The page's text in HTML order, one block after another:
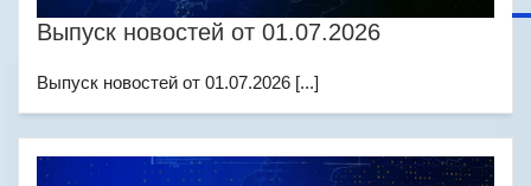
Выпуск новостей от 01.07.2026
Выпуск новостей от 01.07.2026 [...]